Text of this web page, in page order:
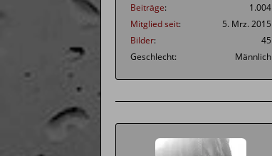
Beiträge
1.004
Mitglied seit
5. Mrz. 2015
Bilder
45
Geschlecht
Männlich